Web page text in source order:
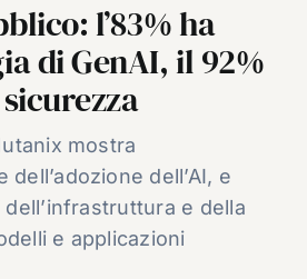
l’83% ha
di GenAI, il 92%
mostra
dell’adozione dell’AI, e
e della
e applicazioni